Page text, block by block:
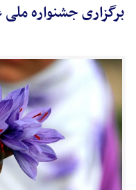
برگزاری جشنواره